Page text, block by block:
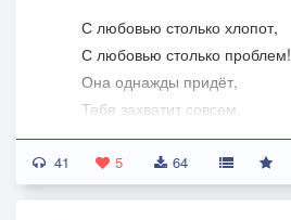
С любовью столько хлопот,
С любовью столько проблем!
Она однажды придёт,
Тебя захватит совсем.
Захватит тело и мозг
И от друзей оторвёт,
41 5 64